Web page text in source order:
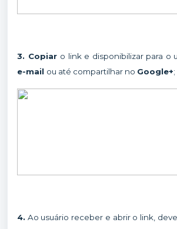
3. Copiar o link e disponibilizar para o
e-mail ou até compartilhar no Google+;
4. Ao usuário receber e abrir o link,